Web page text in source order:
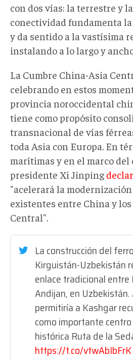
con dos vías: la terrestre y
conectividad fundamenta
y da sentido a la vastísima
instalando a lo largo y
La Cumbre China-Asia
celebrando en estos
provincia noroccidental
tiene como propósito
transnacional de vías
toda Asia con Europa. En
marítimas y en el marco del
presidente Xi Jinping
"acelerará la
existentes entre China y los
Central".
La construcción del
Kirguistán-Uzbekistán
enlace tradicional entre
Andijan, en
permitiría a Kashgar
como importante
histórica Ruta de la
https://t.co/vtwAbIbFrK